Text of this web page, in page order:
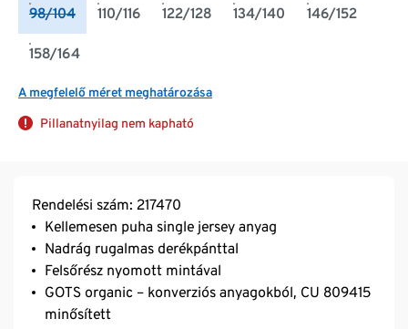
98/104 110/116 122/128 134/140 146/152
158/164
A megfelelő méret meghatározása
Pillanatnyilag nem kapható
Rendelési szám: 217470
Kellemesen puha single jersey anyag
Nadrág rugalmas derékpánttal
Felsőrész nyomott mintával
GOTS organic – konverziós anyagokból, CU 809415
minősített